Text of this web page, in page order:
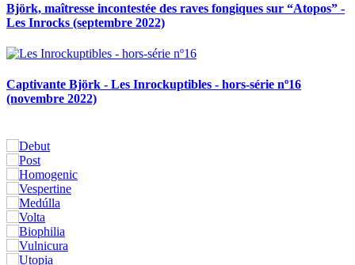
Björk, maîtresse incontestée des raves fongiques sur “Atopos” -
Les Inrocks (septembre 2022)
Captivante Björk - Les Inrockuptibles - hors-série nº16
(novembre 2022)